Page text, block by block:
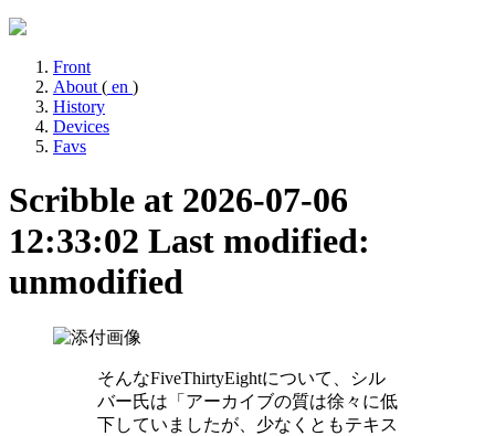
Front
About ( en )
History
Devices
Favs
Scribble at 2026-07-06
12:33:02 Last modified:
unmodified
そんなFiveThirtyEightについて、シル
バー氏は「アーカイブの質は徐々に低
下していましたが、少なくともテキス